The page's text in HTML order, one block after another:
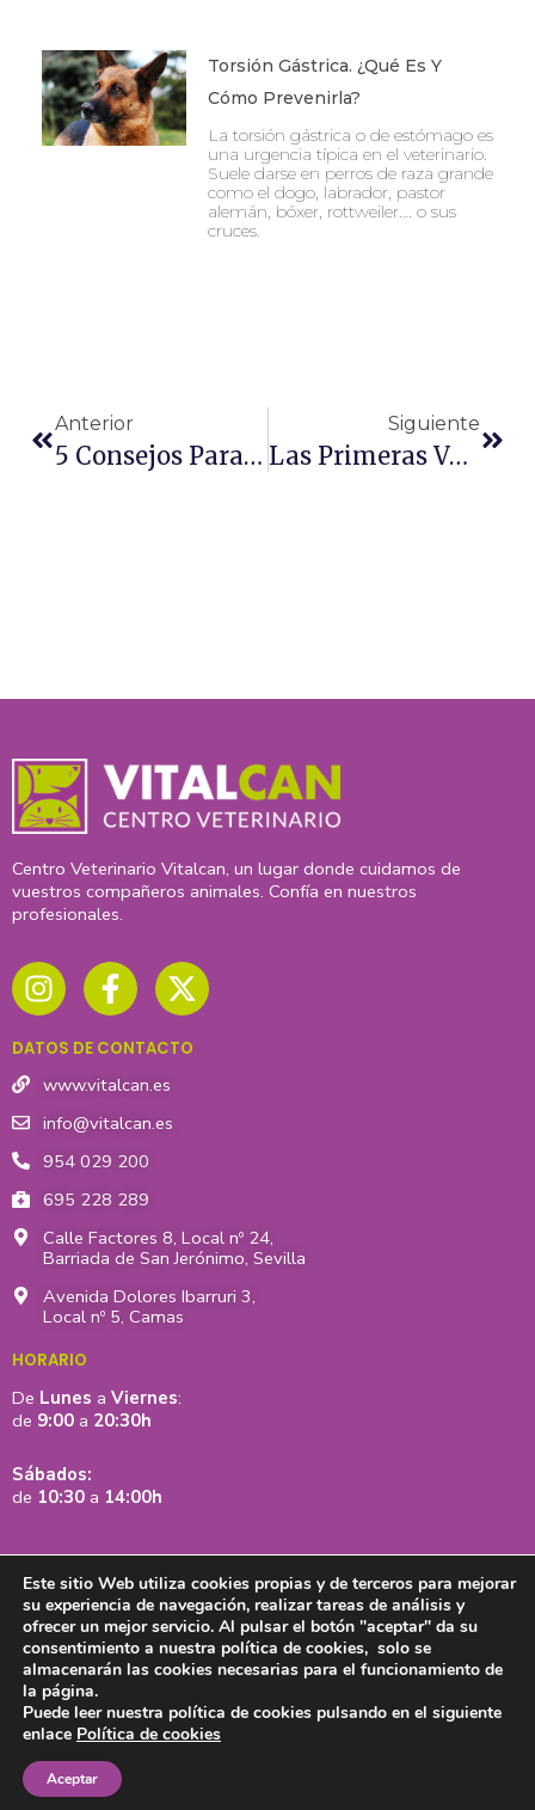
Torsión Gástrica. ¿Qué Es Y
Cómo Prevenirla?
La torsión gástrica o de estómago es
una urgencia típica en el veterinario.
Suele darse en perros de raza grande
como el dogo, labrador, pastor
alemán, bóxer, rottweiler…. o sus
cruces.
Anterior
5 Consejos Para Los Perros Con Miedo A Los Petardos
Siguiente
Las Primeras Vacunas Del Gato
Centro Veterinario Vitalcan, un lugar donde cuidamos de
vuestros compañeros animales. Confía en nuestros
profesionales.
n
s
a
g
r
a
m
a
c
b
o
o
k
-
f
-
t
i
DATOS DE CONTACTO
www.vitalcan.es
info@vitalcan.es
954 029 200
695 228 289
Calle Factores 8, Local nº 24,
Barriada de San Jerónimo, Sevilla
Avenida Dolores Ibarruri 3,
Local nº 5, Camas
HORARIO
De Lunes a Viernes:
de 9:00 a 20:30h
Sábados:
de 10:30 a 14:00h
Aviso legal y política de privacidad Política de cookies
Mapa web
Este sitio Web utiliza cookies propias y de terceros para mejorar
su experiencia de navegación, realizar tareas de análisis y
ofrecer un mejor servicio. Al pulsar el botón "aceptar" da su
consentimiento a nuestra política de cookies, solo se
almacenarán las cookies necesarias para el funcionamiento de
la página.
Puede leer nuestra política de cookies pulsando en el siguiente
enlace Política de cookies
Aceptar